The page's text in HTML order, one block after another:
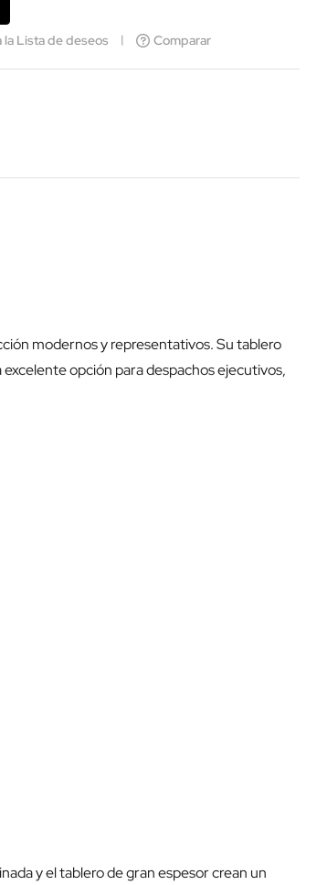
la Lista de deseos Comparar
modernos y representativos. Su tablero
opción para despachos ejecutivos,
y el tablero de gran espesor crean un